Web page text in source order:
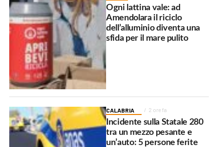
Ogni lattina vale: ad
Amendolara il riciclo
dell’alluminio diventa una
sfida per il mare pulito
CALABRIA 2 ore fa
Incidente sulla Statale 280
tra un mezzo pesante e
un’auto: 5 persone ferite